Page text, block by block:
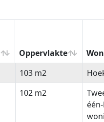
Oppervlakte
Oppervlakte
103 m2
102 m2